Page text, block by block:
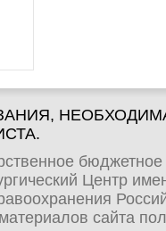
Центр
сайта